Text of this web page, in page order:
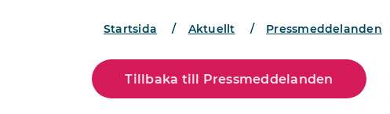
Startsida / Aktuellt / Pressmeddelanden
Tillbaka till Pressmeddelanden